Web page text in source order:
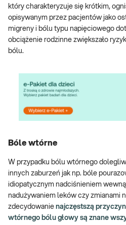
który charakteryzuje się krótkim,
opisywanym przez pacjentów jako
migreny i bólu typu napięciowego
obciążenie rodzinne zwiększało
bólu.
Bóle wtórne
W przypadku bólu wtórnego
innych zaburzeń jak np. bóle
idiopatycznym nadciśnieniem
nadużywaniem leków czy zmianami
zdecydowanie najczęstszą
wtórnego bólu głowy są znane